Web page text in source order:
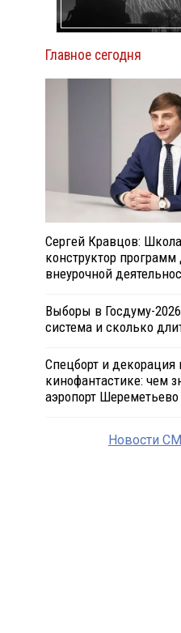
Главное сегодня
Сергей Кравцов:
конструктор программ
внеурочной
Выборы в Госдуму-
система и сколько
Спецборт и декорация
кинофантастике: чем
аэропорт Шереметьево
Новости